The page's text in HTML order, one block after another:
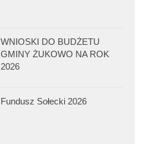
WNIOSKI DO BUDŻETU
GMINY ŻUKOWO NA ROK
2026
Fundusz Sołecki 2026